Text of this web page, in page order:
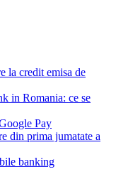
la credit emisa de
in Romania: ce se
Pay
din prima jumatate a
banking